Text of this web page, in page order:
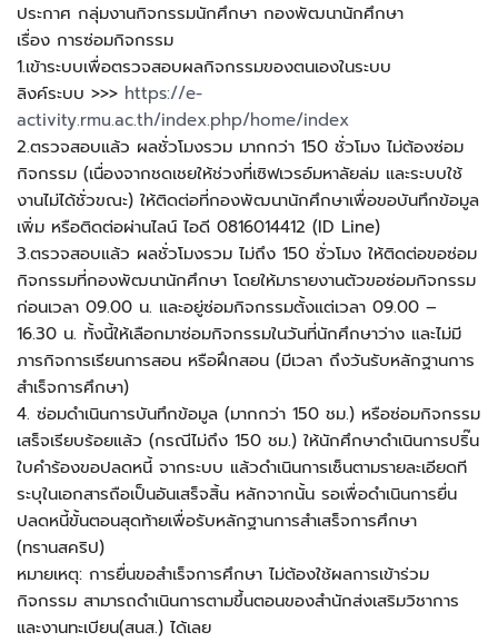
ประกาศ กลุ่มงานกิจกรรมนักศึกษา กองพัฒนานักศึกษา
เรื่อง การซ่อมกิจกรรม
1.เข้าระบบเพื่อตรวจสอบผลกิจกรรมของตนเองในระบบ
ลิงค์ระบบ >>> https://e-
activity.rmu.ac.th/index.php/home/index
2.ตรวจสอบแล้ว ผลชั่วโมงรวม มากกว่า 150 ชั่วโมง ไม่ต้องซ่อม
กิจกรรม (เนื่องจากชดเชยให้ช่วงที่เซิฟเวรอ์มหาลัยล่ม และระบบใช้
งานไม่ได้ชั่วขณะ) ให้ติดต่อที่กองพัฒนานักศึกษาเพื่อขอบันทึกข้อมูล
เพิ่ม หรือติดต่อผ่านไลน์ ไอดี 0816014412 (ID Line)
3.ตรวจสอบแล้ว ผลชั่วโมงรวม ไม่ถึง 150 ชั่วโมง ให้ติดต่อขอซ่อม
กิจกรรมที่กองพัฒนานักศึกษา โดยให้มารายงานตัวขอซ่อมกิจกรรม
ก่อนเวลา 09.00 น. และอยู่ซ่อมกิจกรรมตั้งแต่เวลา 09.00 –
16.30 น. ทั้งนี้ให้เลือกมาซ่อมกิจกรรมในวันที่นักศึกษาว่าง และไม่มี
ภารกิจการเรียนการสอน หรือฝึกสอน (มีเวลา ถึงวันรับหลักฐานการ
สำเร็จการศึกษา)
4. ซ่อมดำเนินการบันทึกข้อมูล (มากกว่า 150 ชม.) หรือซ่อมกิจกรรม
เสร็จเรียบร้อยแล้ว (กรณีไม่ถึง 150 ชม.) ให้นักศึกษาดำเนินการปริ๊น
ใบคำร้องขอปลดหนี้ จากระบบ แล้วดำเนินการเซ็นตามรายละเอียดที
ระบุในเอกสารถือเป็นอันเสร็จสิ้น หลักจากนั้น รอเพื่อดำเนินการยื่น
ปลดหนี้ขั้นตอนสุดท้ายเพื่อรับหลักฐานการสำเสร็จการศึกษา
(ทรานสคริป)
หมายเหตุ: การยื่นขอสำเร็จการศึกษา ไม่ต้องใช้ผลการเข้าร่วม
กิจกรรม สามารถดำเนินการตามขึ้นตอนของสำนักส่งเสริมวิชาการ
และงานทะเบียน(สนส.) ได้เลย